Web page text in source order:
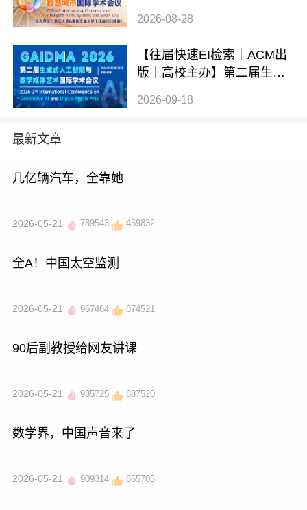
2026-08-28
【往届快速EI检索｜ACM出
版｜高校主办】第二届生成
2026-09-18
最新文章
几亿辆汽车，全靠她
2026-05-21 789543 459832
全A！中国太空监测
2026-05-21 967464 874521
90后副教授给网友讲课
2026-05-21 985725 887520
数学界，中国声音来了
2026-05-21 909314 865703